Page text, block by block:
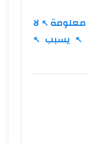
معلومة
لا
يسبب